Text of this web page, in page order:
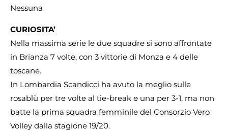
Nessuna
CURIOSITA’
Nella massima serie le due squadre si sono affrontate
in Brianza 7 volte, con 3 vittorie di Monza e 4 delle
toscane.
In Lombardia Scandicci ha avuto la meglio sulle
rosablù per tre volte al tie-break e una per 3-1, ma non
batte la prima squadra femminile del Consorzio Vero
Volley dalla stagione 19/20.